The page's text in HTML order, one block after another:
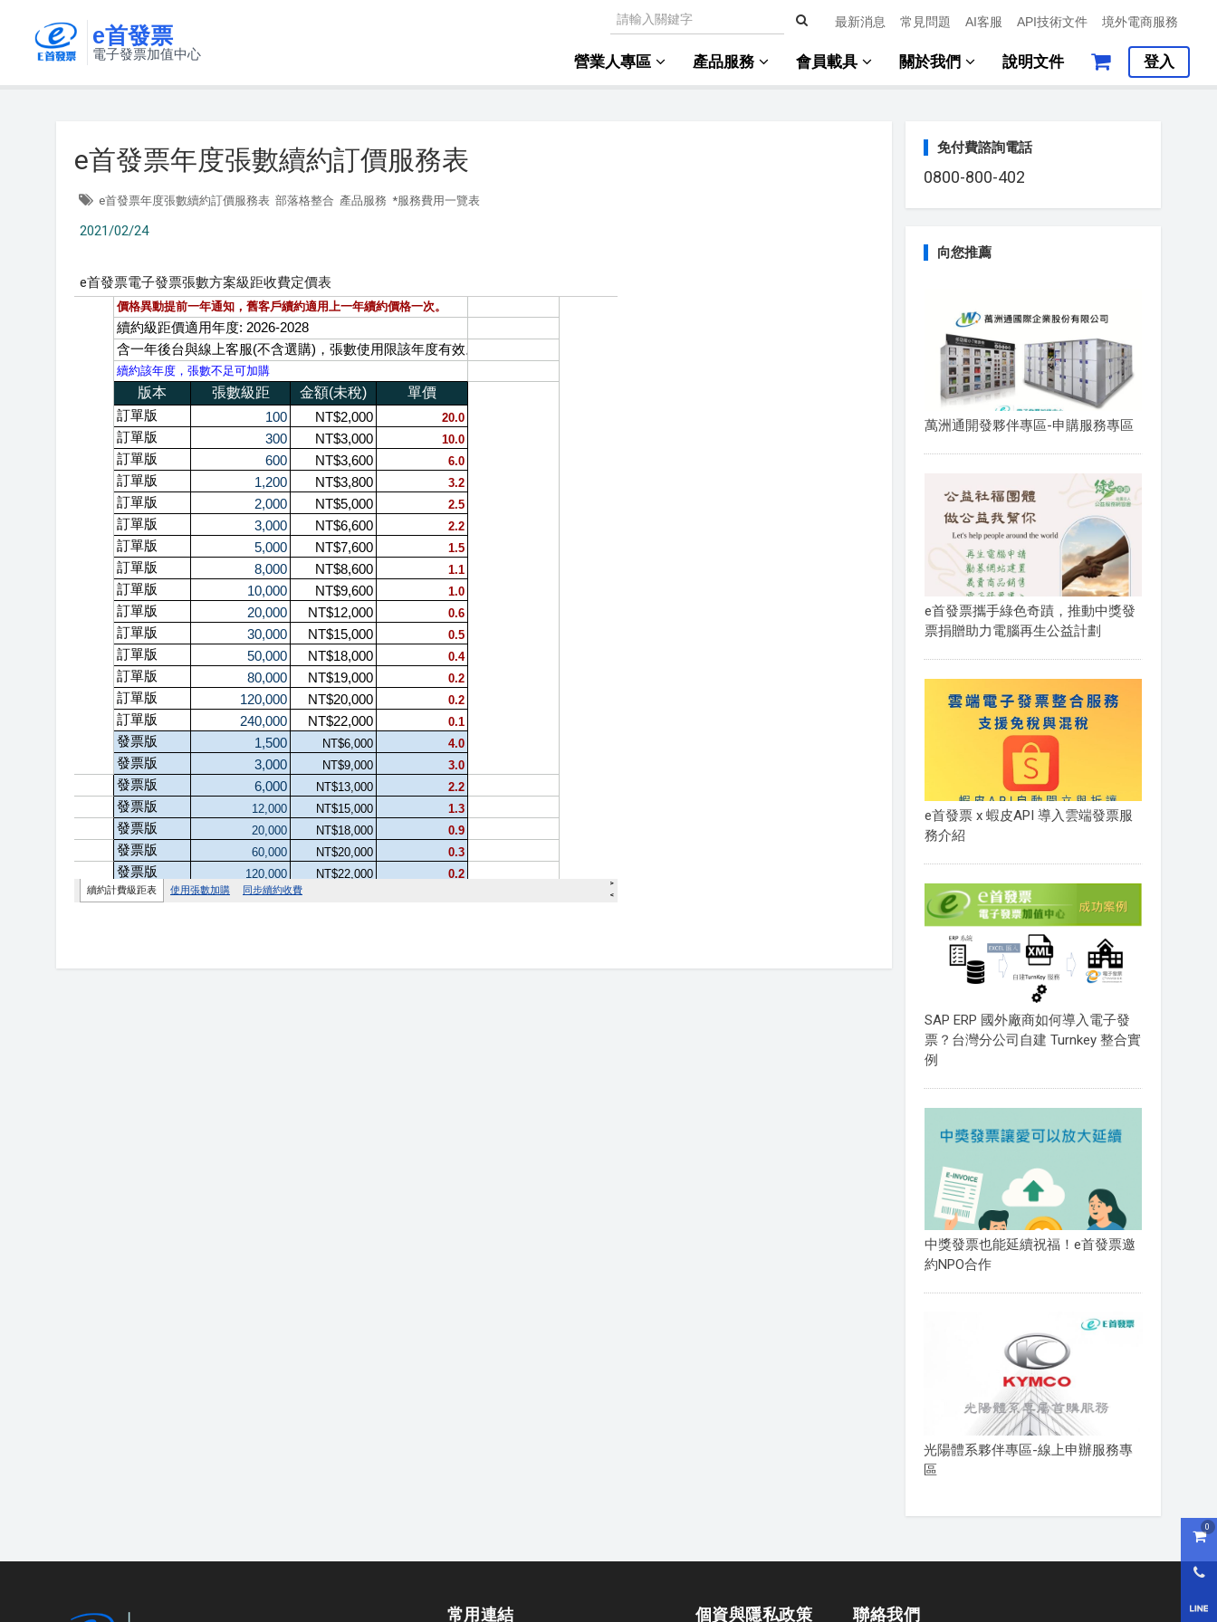
購
0
e首發票
電子發票加值中心
最新消息 常見問題 AI客服 API技術文件 境外電商服務
營業人專區 產品服務 會員載具 關於我們 說明文件 登入
e首發票年度張數續約訂價服務表
e首發票年度張數續約訂價服務表 部落格整合 產品服務 *服務費用一覽表
2021/02/24
免付費諮詢電話
0800-800-402
向您推薦
萬洲通開發夥伴專區-申購服務專區
e首發票攜手綠色奇蹟，推動中獎發
票捐贈助力電腦再生公益計劃
e首發票 x 蝦皮API 導入雲端發票服
務介紹
SAP ERP 國外廠商如何導入電子發
票？台灣分公司自建 Turnkey 整合實
例
中獎發票也能延續祝福！e首發票邀
約NPO合作
光陽體系夥伴專區-線上申辦服務專
區
常用連結 個資與隱私政策 聯絡我們